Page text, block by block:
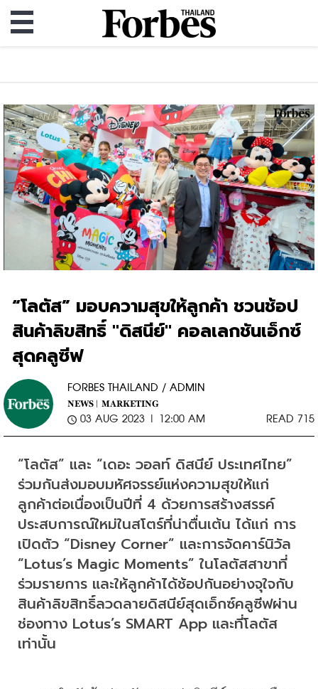
“โลตัส” มอบความสุขให้ลูกค้า ชวนช้อป
สินค้าลิขสิทธิ์ "ดิสนีย์" คอลเลกชันเอ็กซ์
สุดคลูซีฟ
FORBES THAILAND / ADMIN
NEWS | MARKETING
03 AUG 2023 | 12:00 AM READ 715
“โลตัส” และ “เดอะ วอลท์ ดิสนีย์ ประเทศไทย”
ร่วมกันส่งมอบมหัศจรรย์แห่งความสุขให้แก่
ลูกค้าต่อเนื่องเป็นปีที่ 4 ด้วยการสร้างสรรค์
ประสบการณ์ใหม่ในสโตร์ที่น่าตื่นเต้น ได้แก่ การ
เปิดตัว “Disney Corner” และการจัดคาร์นิวัล
“Lotus’s Magic Moments” ในโลตัสสาขาที่
ร่วมรายการ และให้ลูกค้าได้ช้อปกันอย่างจุใจกับ
สินค้าลิขสิทธิ์ลวดลายดิสนีย์สุดเอ็กซ์คลูซีฟผ่าน
ช่องทาง Lotus’s SMART App และที่โลตัส
เท่านั้น